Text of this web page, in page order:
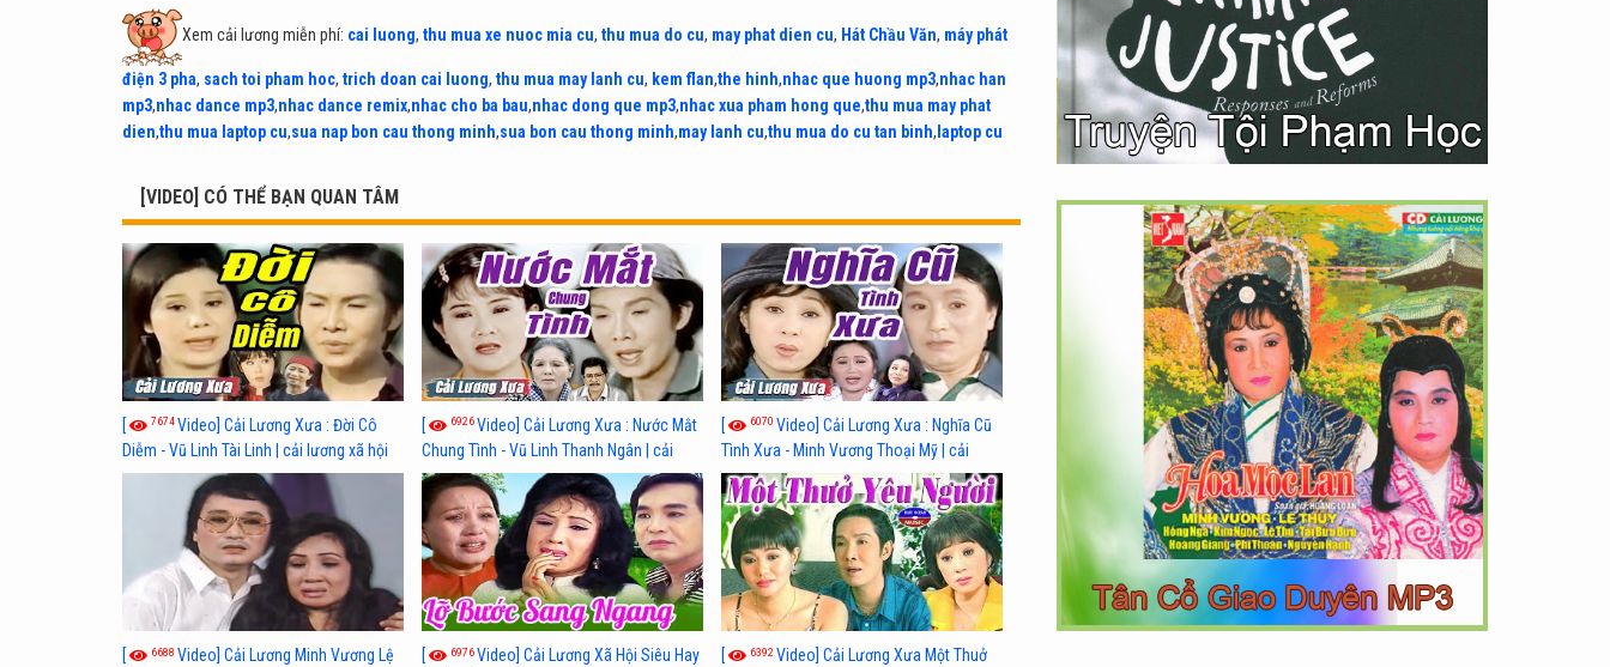
Xem cải lương miễn phí: cai luong, thu mua xe nuoc mia cu, thu mua do cu, may phat dien cu, Hát Chầu Văn, máy phát
điện 3 pha, sach toi pham hoc, trich doan cai luong, thu mua may lanh cu, kem flan,the hinh,nhac que huong mp3,nhac han
mp3,nhac dance mp3,nhac dance remix,nhac cho ba bau,nhac dong que mp3,nhac xua pham hong que,thu mua may phat
dien,thu mua laptop cu,sua nap bon cau thong minh,sua bon cau thong minh,may lanh cu,thu mua do cu tan binh, laptop cu
[VIDEO] CÓ THỂ BẠN QUAN TÂM
[ 7674Video] Cải Lương Xưa : Đời Cô
Diễm - Vũ Linh Tài Linh | cải lương xã hội
hay nhất
[ 6926Video] Cải Lương Xưa : Nước Mắt
Chung Tình - Vũ Linh Thanh Ngân | cải
lương xã hội hay nhất
[ 6070 Video] Cải Lương Xưa : Nghĩa Cũ
Tình Xưa - Minh Vương Thoại Mỹ | cải
lương xã hội hay nhất
[ 6688 Video] Cải Lương Minh Vương Lệ
[ 6976Video] Cải Lương Xã Hội Siêu Hay
[ 6392 Video] Cải Lương Xưa Một Thuở